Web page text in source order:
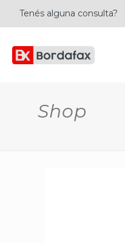
Tenés alguna consulta?
Shop